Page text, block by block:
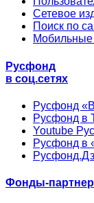
Сетевое
Поиск по
Русфонд
в соц.сетях
Русфонд
Русфонд в
Youtube
Русфонд в
Фонды-